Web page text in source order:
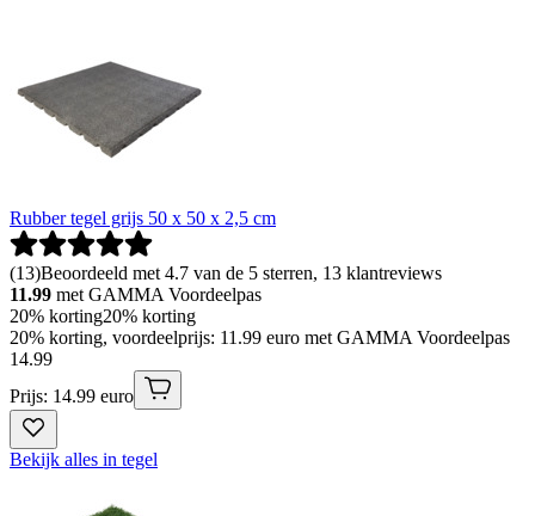
Rubber tegel grijs 50 x 50 x 2,5 cm
(13)Beoordeeld met 4.7 van de 5 sterren, 13 klantreviews
11.99 met GAMMA Voordeelpas
20% korting20% korting
20% korting, voordeelprijs: 11.99 euro met GAMMA Voordeelpas
14.99
Prijs: 14.99 euro
Bekijk alles in tegel